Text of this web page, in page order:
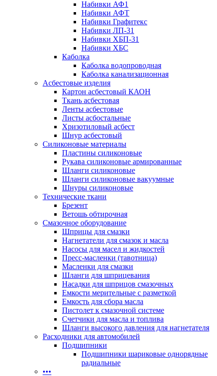
Набивки АФ1
Набивки АФТ
Набивки Графитекс
Набивки ЛП-31
Набивки ХБП-31
Набивки ХБС
Каболка
Каболка водопроводная
Каболка канализационная
Асбестовые изделия
Картон асбестовый КАОН
Ткань асбестовая
Ленты асбестовые
Листы асбостальные
Хризотиловый асбеcт
Шнур асбестовый
Силиконовые материалы
Пластины силиконовые
Рукава силиконовые армированные
Шланги силиконовые
Шланги силиконовые вакуумные
Шнуры силиконовые
Технические ткани
Брезент
Ветошь обтирочная
Смазочное оборудование
Шприцы для смазки
Нагнетатели для смазок и масла
Насосы для масел и жидкостей
Пресс-масленки (тавотница)
Масленки для смазки
Шланги для шприцевания
Насадки для шприцов смазочных
Емкости мерительные с разметкой
Емкость для сбора масла
Пистолет к смазочной системе
Счетчики для масла и топлива
Шланги высокого давления для нагнетателя
Расходники для автомобилей
Подшипники
Подшипники шариковые однорядные
радиальные
•••